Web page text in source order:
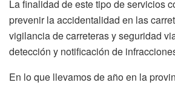
La finalidad de este tipo de servicios
prevenir la accidentalidad en las
vigilancia de carreteras y seguridad
detección y notificación de
En lo que llevamos de año en la